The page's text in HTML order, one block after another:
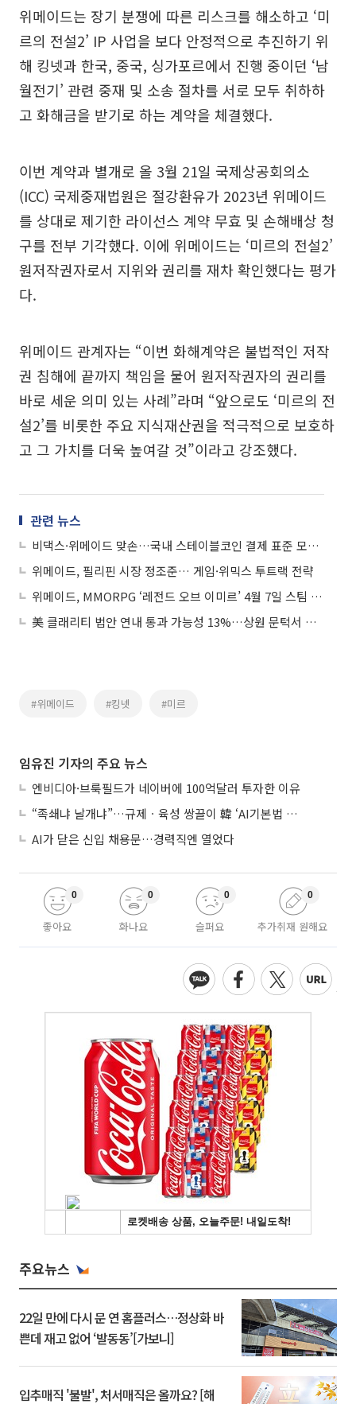
위메이드는 장기 분쟁에 따른 리스크를 해소하고 ‘미
르의 전설2’ IP 사업을 보다 안정적으로 추진하기 위
해 킹넷과 한국, 중국, 싱가포르에서 진행 중이던 ‘남
월전기’ 관련 중재 및 소송 절차를 서로 모두 취하하
고 화해금을 받기로 하는 계약을 체결했다.
이번 계약과 별개로 올 3월 21일 국제상공회의소
(ICC) 국제중재법원은 절강환유가 2023년 위메이드
를 상대로 제기한 라이선스 계약 무효 및 손해배상 청
구를 전부 기각했다. 이에 위메이드는 ‘미르의 전설2’
원저작권자로서 지위와 권리를 재차 확인했다는 평가
다.
위메이드 관계자는 “이번 화해계약은 불법적인 저작
권 침해에 끝까지 책임을 물어 원저작권자의 권리를
바로 세운 의미 있는 사례”라며 “앞으로도 ‘미르의 전
설2’를 비롯한 주요 지식재산권을 적극적으로 보호하
고 그 가치를 더욱 높여갈 것”이라고 강조했다.
관련 뉴스
비댁스·위메이드 맞손…국내 스테이블코인 결제 표준 모델 구축 나선다
위메이드, 필리핀 시장 정조준… 게임·위믹스 투트랙 전략
위메이드, MMORPG ‘레전드 오브 이미르’ 4월 7일 스팀 정식 출시
美 클래리티 법안 연내 통과 가능성 13%…상원 문턱서 제동
#위메이드 #킹넷 #미르
임유진 기자의 주요 뉴스
엔비디아·브룩필드가 네이버에 100억달러 투자한 이유
“족쇄냐 날개냐”…규제ㆍ육성 쌍끌이 韓 ‘AI기본법 개정안’ 오늘 시행
AI가 닫은 신입 채용문…경력직엔 열었다
좋아요
0
화나요
0
슬퍼요
0
추가취재 원해요
0
주요뉴스
22일 만에 다시 문 연 홈플러스…정상화 바
쁜데 재고 없어 ‘발동동’[가보니]
입추매직 '불발', 처서매직은 올까요? [해